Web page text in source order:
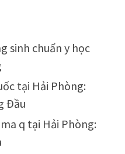
sinh chuẩn y học
tại Hải Phòng:
Đầu
q tại Hải Phòng: